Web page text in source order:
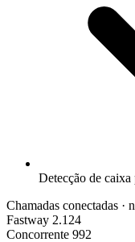
Detecção de caixa
Chamadas conectadas ·
Fastway 2.124
Concorrente 992